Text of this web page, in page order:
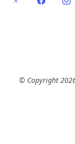
© Copyright